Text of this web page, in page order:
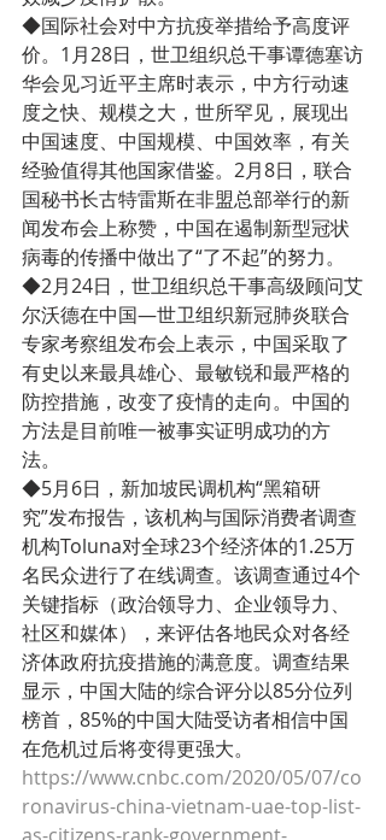
◆国际社会对中方抗疫举措给予高度评
价。1月28日，世卫组织总干事谭德塞访
华会见习近平主席时表示，中方行动速
度之快、规模之大，世所罕见，展现出
中国速度、中国规模、中国效率，有关
经验值得其他国家借鉴。2月8日，联合
国秘书长古特雷斯在非盟总部举行的新
闻发布会上称赞，中国在遏制新型冠状
病毒的传播中做出了“了不起”的努力。
◆2月24日，世卫组织总干事高级顾问艾
尔沃德在中国—世卫组织新冠肺炎联合
专家考察组发布会上表示，中国采取了
有史以来最具雄心、最敏锐和最严格的
防控措施，改变了疫情的走向。中国的
方法是目前唯一被事实证明成功的方
法。
◆5月6日，新加坡民调机构“黑箱研
究”发布报告，该机构与国际消费者调查
机构Toluna对全球23个经济体的1.25万
名民众进行了在线调查。该调查通过4个
关键指标（政治领导力、企业领导力、
社区和媒体），来评估各地民众对各经
济体政府抗疫措施的满意度。调查结果
显示，中国大陆的综合评分以85分位列
榜首，85%的中国大陆受访者相信中国
在危机过后将变得更强大。
https://www.cnbc.com/2020/05/07/co
ronavirus-china-vietnam-uae-top-list-